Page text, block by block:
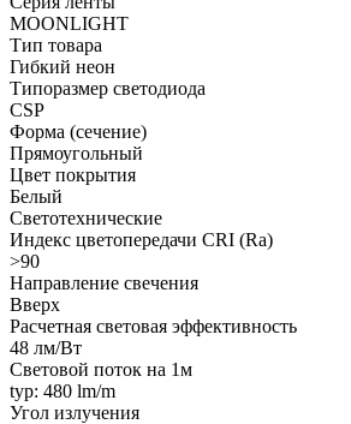
MOONLIGHT
Тип товара
Гибкий неон
Типоразмер светодиода
CSP
Форма (сечение)
Прямоугольный
Цвет покрытия
Белый
Светотехнические
Индекс цветопередачи CRI (Ra)
>90
Направление свечения
Вверх
Расчетная световая эффективность
48 лм/Вт
Световой поток на 1м
typ: 480 lm/m
Угол излучения